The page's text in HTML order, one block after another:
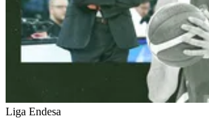
Liga Endesa